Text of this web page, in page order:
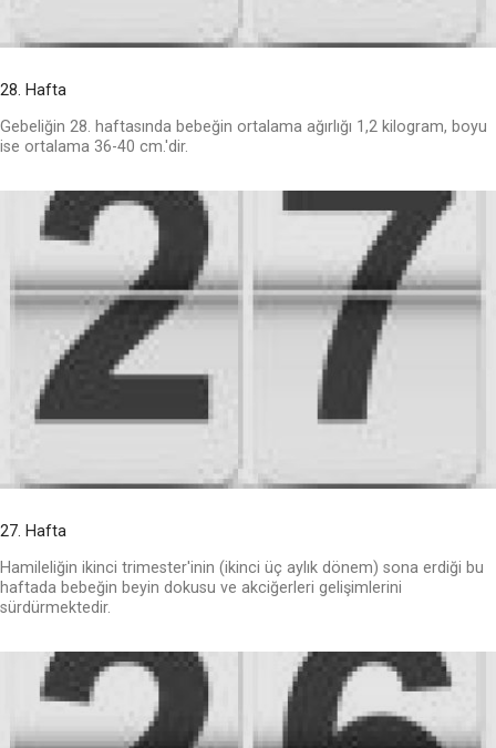
28. Hafta
Gebeliğin 28. haftasında bebeğin ortalama ağırlığı 1,2 kilogram, boyu
ise ortalama 36-40 cm.'dir.
27. Hafta
Hamileliğin ikinci trimester'inin (ikinci üç aylık dönem) sona erdiği bu
haftada bebeğin beyin dokusu ve akciğerleri gelişimlerini
sürdürmektedir.